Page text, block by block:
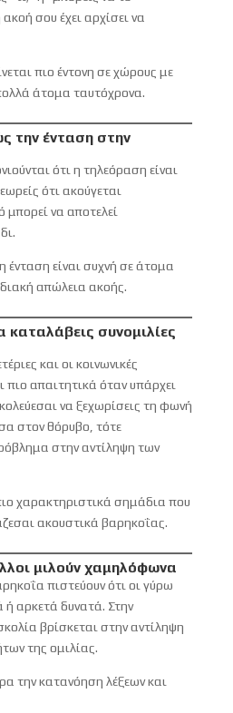
σου έχει αρχίσει να
πιο έντονη σε χώρους με
άτομα ταυτόχρονα.
την ένταση στην
ότι η τηλεόραση είναι
ότι ακούγεται
μπορεί να αποτελεί
ένταση είναι συχνή σε άτομα
απώλεια ακοής.
καταλάβεις συνομιλίες
και οι κοινωνικές
πιο απαιτητικά όταν υπάρχει
να ξεχωρίσεις τη φωνή
στον θόρυβο, τότε
στην αντίληψη των
χαρακτηριστικά σημάδια που
ακουστικά βαρηκοΐας.
μιλούν χαμηλόφωνα
πιστεύουν ότι οι γύρω
ή αρκετά δυνατά. Στην
βρίσκεται στην αντίληψη
της ομιλίας.
την κατανόηση λέξεων και